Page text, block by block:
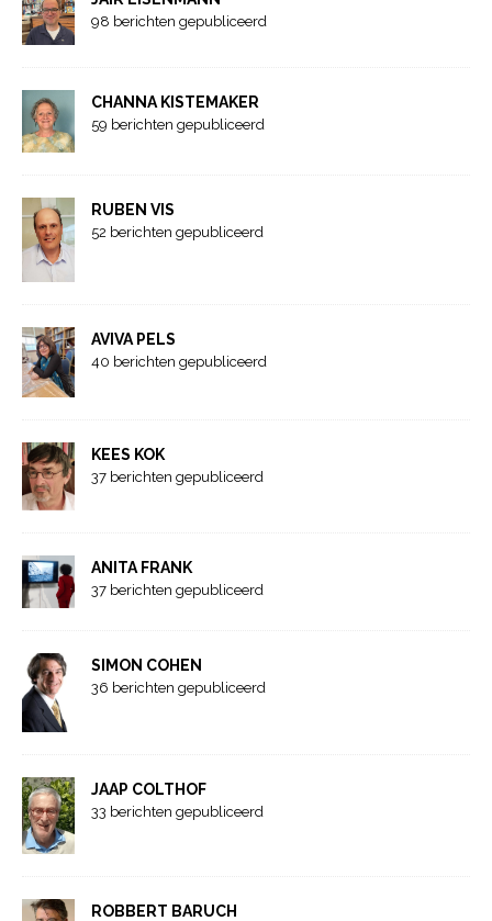
98 berichten gepubliceerd
CHANNA KISTEMAKER
59 berichten gepubliceerd
RUBEN VIS
52 berichten gepubliceerd
AVIVA PELS
40 berichten gepubliceerd
KEES KOK
37 berichten gepubliceerd
ANITA FRANK
37 berichten gepubliceerd
SIMON COHEN
36 berichten gepubliceerd
JAAP COLTHOF
33 berichten gepubliceerd
ROBBERT BARUCH